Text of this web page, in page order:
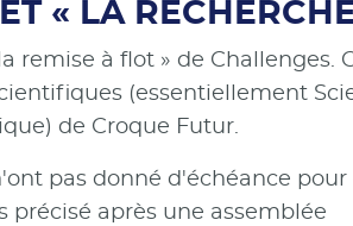
« LA
remise à flot » de Challenges.
(essentiellement
de Croque Futur.
pas donné d'échéance pour
après une assemblée